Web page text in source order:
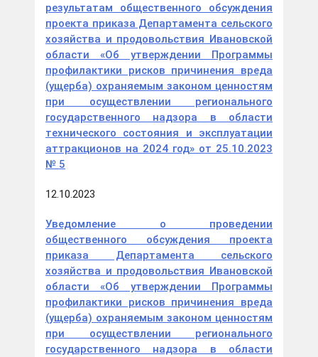
результатам общественного обсуждения
проекта приказа Департамента сельского
хозяйства и продовольствия Ивановской
области «Об утверждении Программы
профилактики рисков причинения вреда
(ущерба) охраняемым законом ценностям
при осуществлении регионального
государственного надзора в области
технического состояния и эксплуатации
аттракционов на 2024 год» от 25.10.2023
№ 5
12.10.2023
Уведомление о проведении
общественного обсуждения проекта
приказа Департамента сельского
хозяйства и продовольствия Ивановской
области «Об утверждении Программы
профилактики рисков причинения вреда
(ущерба) охраняемым законом ценностям
при осуществлении регионального
государственного надзора в области